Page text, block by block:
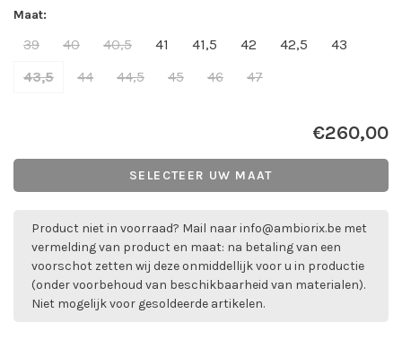
Maat:
39 40 40,5 41 41,5 42 42,5
43
43,5
44 44,5 45 46 47
€260,00
SELECTEER UW MAAT
Product niet in voorraad? Mail naarinfo@ambiorix.be met
vermelding van product en maat: na betaling van een
voorschot zetten wij deze onmiddellijk voor u in productie
(onder voorbehoud van beschikbaarheid van materialen).
Niet mogelijk voor gesoldeerde artikelen.